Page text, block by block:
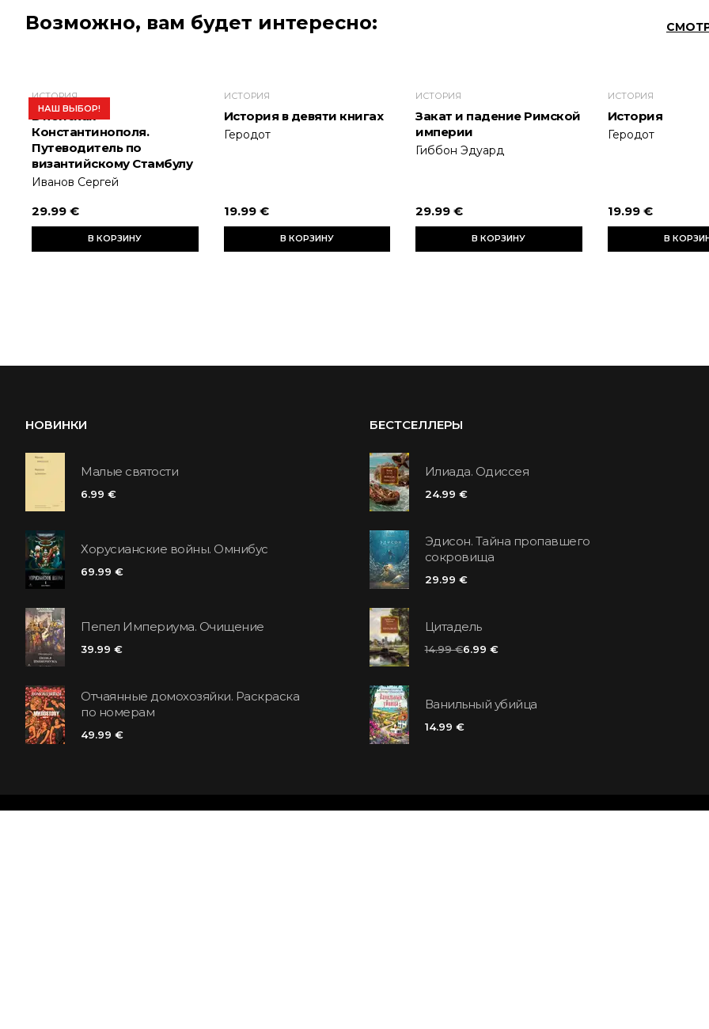
Возможно, вам будет интересно:
НАШ ВЫБОР!
ИСТОРИЯ
В поисках
Константинополя.
Путеводитель по
византийскому Стамбулу
Иванов Сергей
29.99 €
В КОРЗИНУ
ИСТОРИЯ
История в девяти книгах
Геродот
19.99 €
В КОРЗИНУ
ИСТОРИЯ
Закат и падение Римской
империи
Гиббон Эдуард
29.99 €
В КОРЗИНУ
ИСТОРИЯ
История
Геродот
19.99 €
В
НОВИНКИ
Малые святости
6.99 €
Хорусианские войны. Омнибус
69.99 €
Пепел Империума. Очищение
39.99 €
Отчаянные домохозяйки. Раскраска
по номерам
49.99 €
БЕСТСЕЛЛЕРЫ
Илиада. Одиссея
24.99 €
Эдисон. Тайна пропавшего
сокровища
29.99 €
Цитадель
14.99 €6.99 €
Ванильный убийца
14.99 €